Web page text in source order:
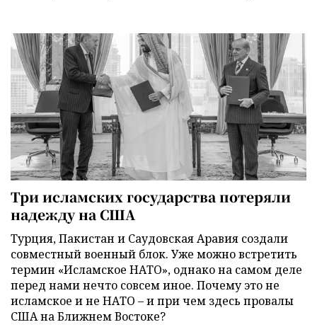
Три исламских государства потеряли
надежду на США
Турция, Пакистан и Саудовская Аравия создали
совместный военный блок. Уже можно встретить
термин «Исламское НАТО», однако на самом деле
перед нами нечто совсем иное. Почему это не
исламское и не НАТО – и при чем здесь провалы
США на Ближнем Востоке?